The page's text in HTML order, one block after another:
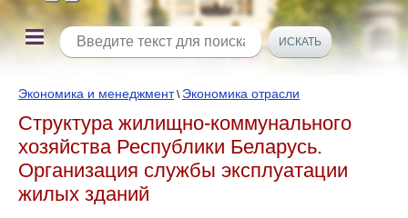
Экономика и менеджмент\ Экономика отрасли
Структура жилищно-коммунального
хозяйства Республики Беларусь.
Организация службы эксплуатации
жилых зданий